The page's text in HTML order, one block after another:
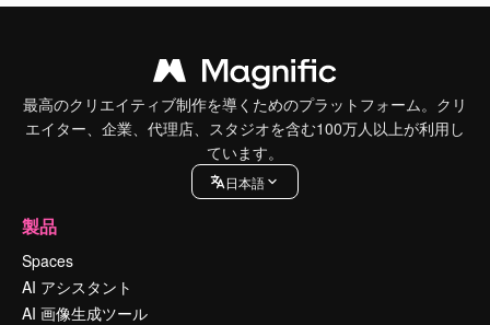
最高のクリエイティブ制作を導くためのプラットフォーム。クリ
エイター、企業、代理店、スタジオを含む100万人以上が利用し
ています。
日本語
製品
Spaces
AI アシスタント
AI 画像生成ツール